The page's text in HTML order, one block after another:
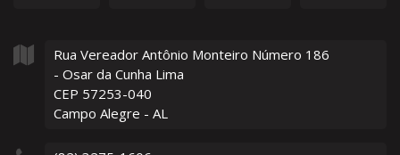
Rua Vereador Antônio Monteiro Número 186
- Osar da Cunha Lima
CEP 57253-040
Campo Alegre - AL